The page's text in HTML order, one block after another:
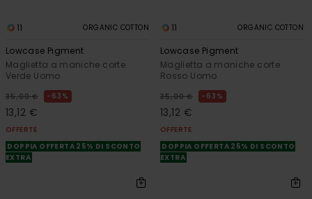
11 ORGANIC COTTON
Lowcase Pigment
Maglietta a maniche corte
Verde Uomo
35,00 € 63%
13,12 €
OFFERTE
DOPPIA OFFERTA 25% DI SCONTO
EXTRA
11 ORGANIC COTTON
Lowcase Pigment
Maglietta a maniche corte
Rosso Uomo
35,00 € 63%
13,12 €
OFFERTE
DOPPIA OFFERTA 25% DI SCONTO
EXTRA